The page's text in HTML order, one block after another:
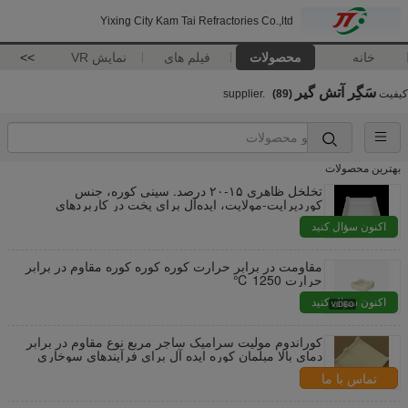
Yixing City Kam Tai Refractories Co.,ltd
خانه محصولات فیلم های نمایش VR >>
کیفیت سَگِر آتش گیر (89)
بهترین محصولات
تخلخل ظاهری ۱۵-۲۰ درصد. سینی کوره، جنس
کوردیرایت-مولایت، ایده‌آل برای پخت در کاربردهای
صنعتی.اکنون سؤال کنید
مقاومت در برابر حرارت کوره کوره کوره مقاوم در برابر
حرارت 1250 ℃
اکنون سؤال کنید
کوراندوم مولیت سرامیک ساجر مربع نوع مقاوم در برابر
دمای بالا مبلمان کوره ایده آل برای فرآیندهای سوخاری
سرامیک
تماس با ما